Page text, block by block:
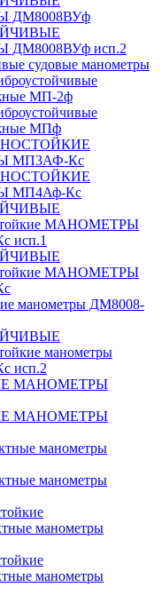
ДМ8008ВУф
исп.2
судовые манометры
МП-2ф
МПф
МП3АФ-Кс
МП4Аф-Кс
МАНОМЕТРЫ
исп.1
МАНОМЕТРЫ
манометры ДМ8008-
манометры
исп.2
МАНОМЕТРЫ
МАНОМЕТРЫ
манометры
манометры
манометры
манометры